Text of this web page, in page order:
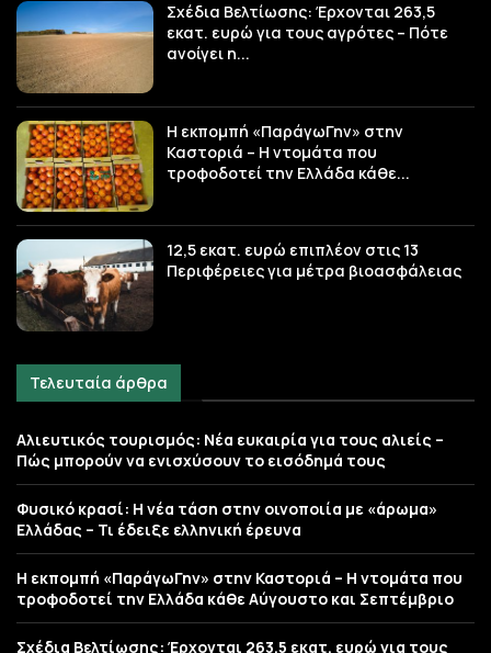
Σχέδια Βελτίωσης: Έρχονται 263,5
εκατ. ευρώ για τους αγρότες – Πότε
ανοίγει η...
Η εκπομπή «ΠαράγωΓην» στην
Καστοριά – Η ντομάτα που
τροφοδοτεί την Ελλάδα κάθε...
12,5 εκατ. ευρώ επιπλέον στις 13
Περιφέρειες για μέτρα βιοασφάλειας
Τελευταία άρθρα
Αλιευτικός τουρισμός: Νέα ευκαιρία για τους αλιείς –
Πώς μπορούν να ενισχύσουν το εισόδημά τους
Φυσικό κρασί: Η νέα τάση στην οινοποιία με «άρωμα»
Ελλάδας – Τι έδειξε ελληνική έρευνα
Η εκπομπή «ΠαράγωΓην» στην Καστοριά – Η ντομάτα που
τροφοδοτεί την Ελλάδα κάθε Αύγουστο και Σεπτέμβριο
Σχέδια Βελτίωσης: Έρχονται 263,5 εκατ. ευρώ για τους